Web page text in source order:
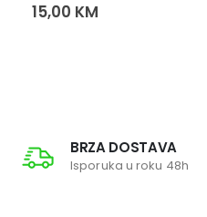
15,00 KM
BRZA DOSTAVA
Isporuka u roku 48h